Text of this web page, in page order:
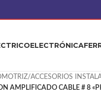
ELECTRÓNICA
/ACCESORIOS
AMPLIFICADO CABLE # 8